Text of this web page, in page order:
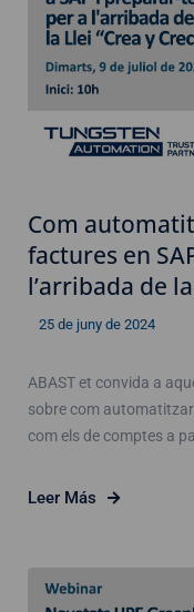
Com
factures en
l’arribada de
25 de juny de 2024
ABAST et convida a
sobre com
com els de comptes a
Leer Más